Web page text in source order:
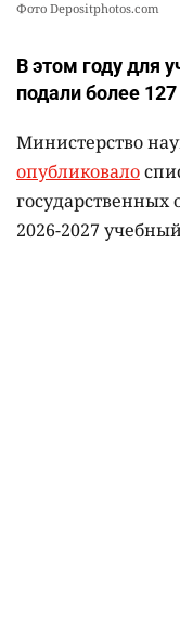
Фото Depositphotos.com
В этом году для
подали более
Министерство
опубликовало
государственных
2026-2027